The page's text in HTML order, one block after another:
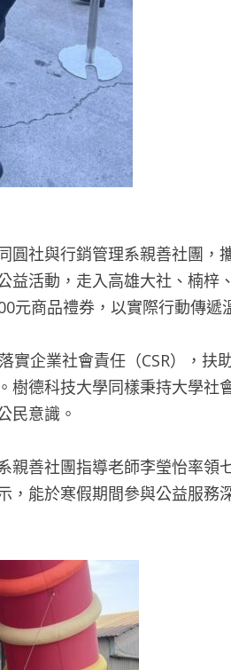
圓社與行銷管理系親善社團，
益活動，走入高雄大社、楠梓
元商品禮券，以實際行動傳遞
實企業社會責任（CSR），扶
樹德科技大學同樣秉持大學社
民意識。
親善社團指導老師李瑩怡率領
，能於寒假期間參與公益服務